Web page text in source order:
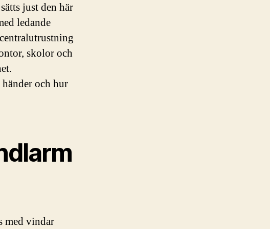
just den här
ledande
skolor och
och hur
med vindar